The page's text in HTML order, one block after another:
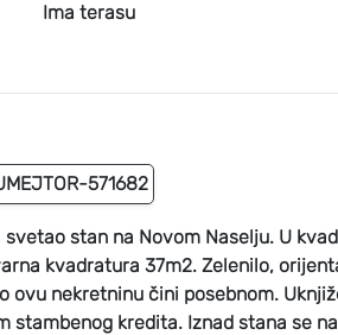
Ima terasu
571682
svetao stan na Novom Naselju. U
kvadratura 37m2. Zelenilo,
ovu nekretninu čini posebnom.
stambenog kredita. Iznad stana se